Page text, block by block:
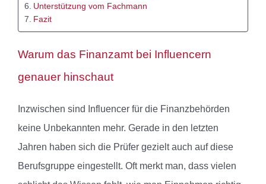
Unterstützung vom Fachmann
Fazit
Warum das Finanzamt bei Influencern
genauer hinschaut
Inzwischen sind Influencer für die Finanzbehörden
keine Unbekannten mehr. Gerade in den letzten
Jahren haben sich die Prüfer gezielt auch auf diese
Berufsgruppe eingestellt. Oft merkt man, dass vielen